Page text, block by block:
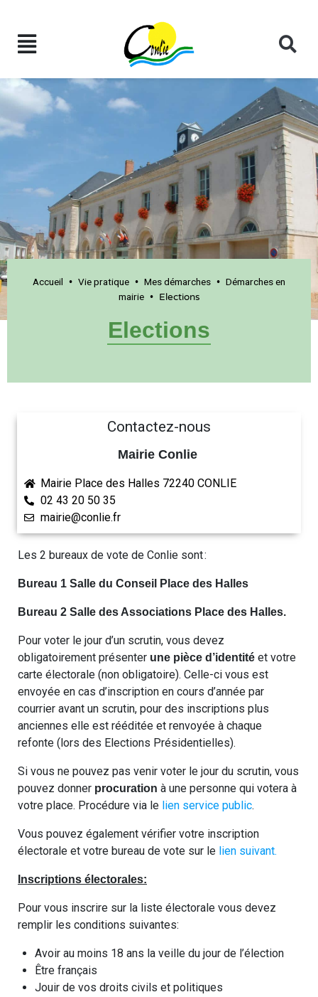
Accueil • Vie pratique • Mes démarches • Démarches en
mairie• Elections
Elections
Contactez-nous
Mairie Conlie
Mairie Place des Halles 72240 CONLIE
02 43 20 50 35
mairie@conlie.fr
Les 2 bureaux de vote de Conlie sont :
Bureau 1 Salle du Conseil Place des Halles
Bureau 2 Salle des Associations Place des Halles.
Pour voter le jour d’un scrutin, vous devez
obligatoirement présenter une pièce d’identité et votre
carte électorale (non obligatoire). Celle-ci vous est
envoyée en cas d’inscription en cours d’année par
courrier avant un scrutin, pour des inscriptions plus
anciennes elle est rééditée et renvoyée à chaque
refonte (lors des Elections Présidentielles).
Si vous ne pouvez pas venir voter le jour du scrutin, vous
pouvez donner procuration à une personne qui votera à
votre place. Procédure via le lien service public.
Vous pouvez également vérifier votre inscription
électorale et votre bureau de vote sur le lien suivant.
Inscriptions électorales:
Pour vous inscrire sur la liste électorale vous devez
remplir les conditions suivantes:
Avoir au moins 18 ans la veille du jour de l’élection
Être français
Jouir de vos droits civils et politiques